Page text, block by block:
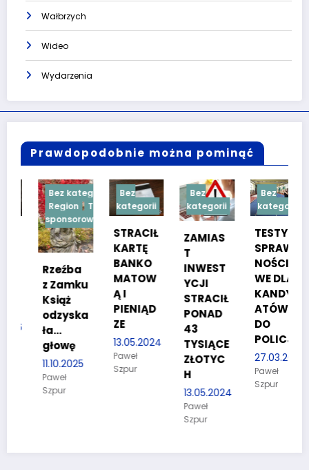
Wałbrzych
Wideo
Wydarzenia
Prawdopodobnie można pominąć
Bez kategorii
Region
Treść
sponsorowana
Rzeźba
z Zamku
Książ
odzyska
ła…
głowę
11.10.2025
Paweł
Szpur
kategorii
STRACIŁ
KARTĘ
BANKO
MATOW
PIENIĄD
13.05.2024
Paweł
Szpur
Bez
kategorii
ZAMIAS
INWEST
YCJI
STRACIŁ
PONAD
TYSIĄCE
ZŁOTYC
13.05.2024
Paweł
Szpur
Bez
kategorii
TESTY
SPRAW
NOŚCIO
WE DLA
KANDYD
ATÓW
POLICJI
27.03.2024
Paweł
Szpur